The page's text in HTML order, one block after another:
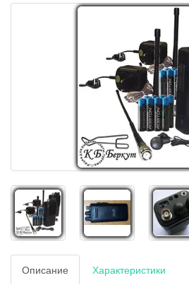
Описание Характеристики